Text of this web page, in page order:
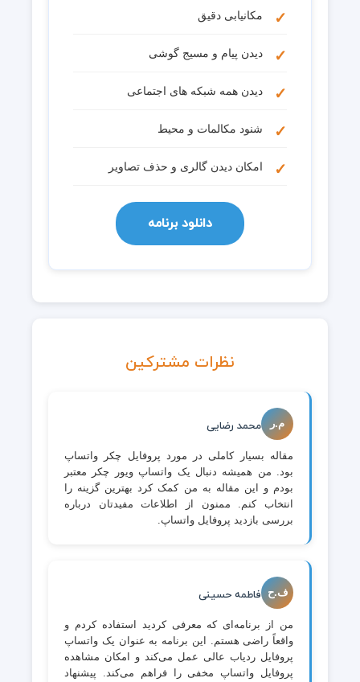
مکانیابی دقیق
دیدن پیام و مسیج گوشی
دیدن همه شبکه های اجتماعی
شنود مکالمات و محیط
امکان دیدن گالری و حذف تصاویر
دانلود برنامه
نظرات مشترکین
م.ر محمد رضایی
مقاله بسیار کاملی در مورد پروفایل چکر واتساپ
بود. من همیشه دنبال یک واتساپ ویور چکر معتبر
بودم و این مقاله به من کمک کرد بهترین گزینه را
انتخاب کنم. ممنون از اطلاعات مفیدتان درباره
بررسی بازدید پروفایل واتساپ.
ف.ح فاطمه حسینی
من از برنامه‌ای که معرفی کردید استفاده کردم و
واقعاً راضی هستم. این برنامه به عنوان یک واتساپ
پروفایل ردیاب عالی عمل می‌کند و امکان مشاهده
پروفایل واتساپ مخفی را فراهم می‌کند. پیشنهاد